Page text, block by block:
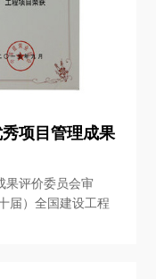
项目管理成果
果评价委员会审
届）全国建设工程